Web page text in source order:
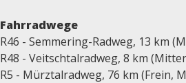
Fahrradwege
R46 - Semmering-Radweg, 13 km
R48 - Veitschtalradweg, 8 km
R5 - Mürztalradweg, 76 km (Frein,